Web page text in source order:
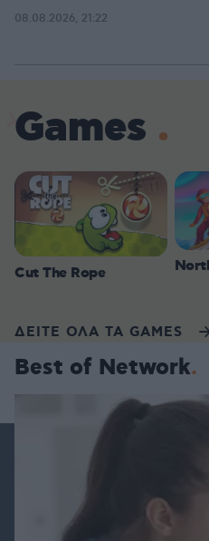
08.08.2026, 21:22
Games
Cut The Rope
ΔΕΙΤΕ ΟΛΑ ΤΑ GAMES
Best of Network